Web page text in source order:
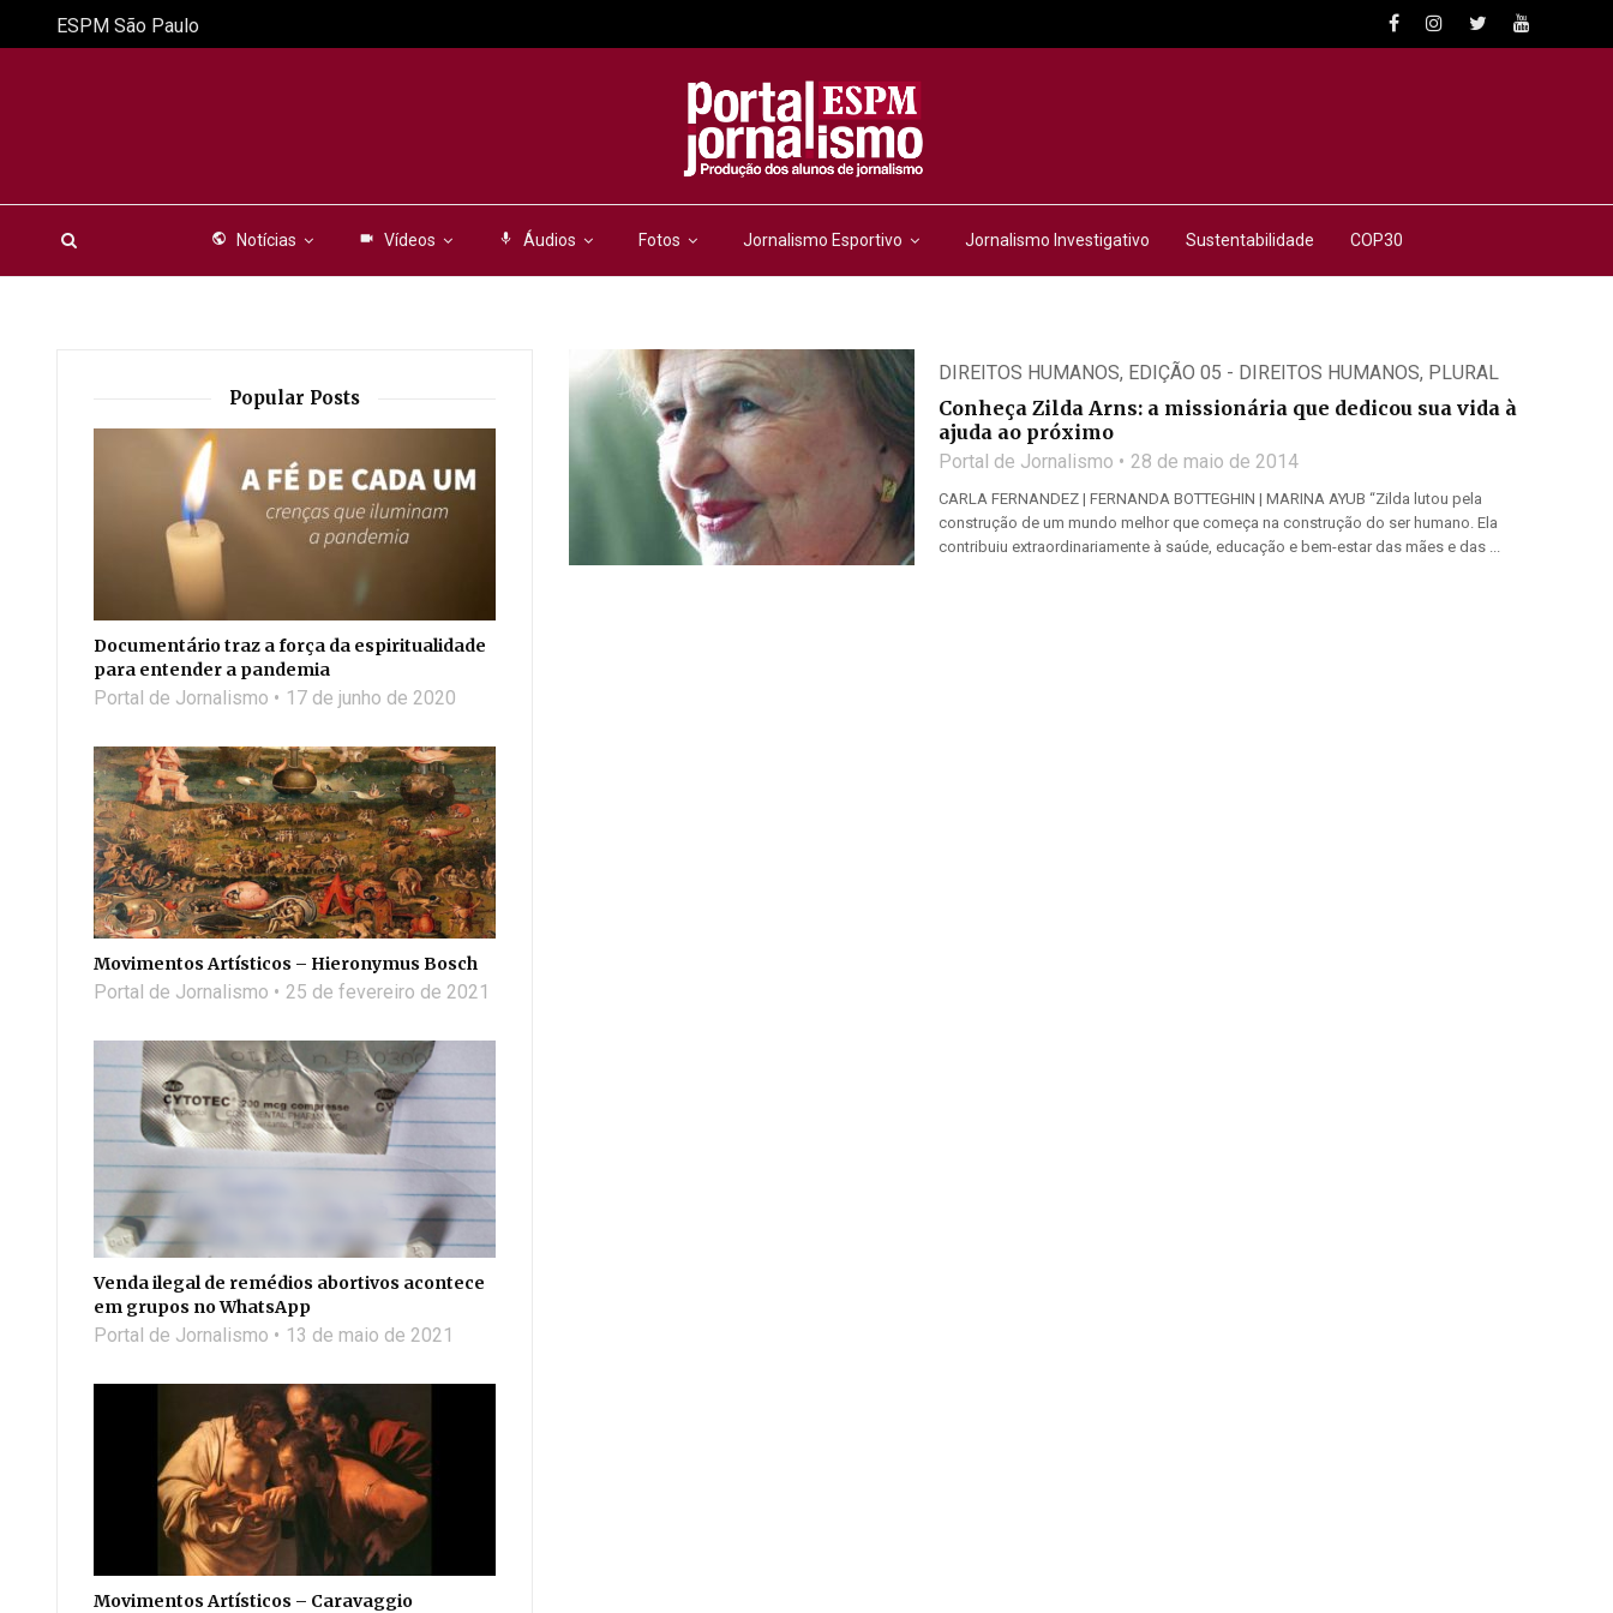
public Notícias videocam Vídeos mic Áudios Fotos Jornalismo Esportivo Jornalismo Investigativo Sustentabilidade COP30
ESPM São Paulo
DIREITOS HUMANOS, EDIÇÃO 05 - DIREITOS HUMANOS, PLURAL
Conheça Zilda Arns: a missionária que dedicou sua vida à
ajuda ao próximo
Portal de Jornalismo 28 de maio de 2014
CARLA FERNANDEZ | FERNANDA BOTTEGHIN | MARINA AYUB “Zilda lutou pela
construção de um mundo melhor que começa na construção do ser humano. Ela
contribuiu extraordinariamente à saúde, educação e bem-estar das mães e das ...
Popular Posts
Documentário traz a força da espiritualidade
para entender a pandemia
Portal de Jornalismo 17 de junho de 2020
Movimentos Artísticos – Hieronymus Bosch
Portal de Jornalismo 25 de fevereiro de 2021
Venda ilegal de remédios abortivos acontece
em grupos no WhatsApp
Portal de Jornalismo 13 de maio de 2021
Movimentos Artísticos – Caravaggio